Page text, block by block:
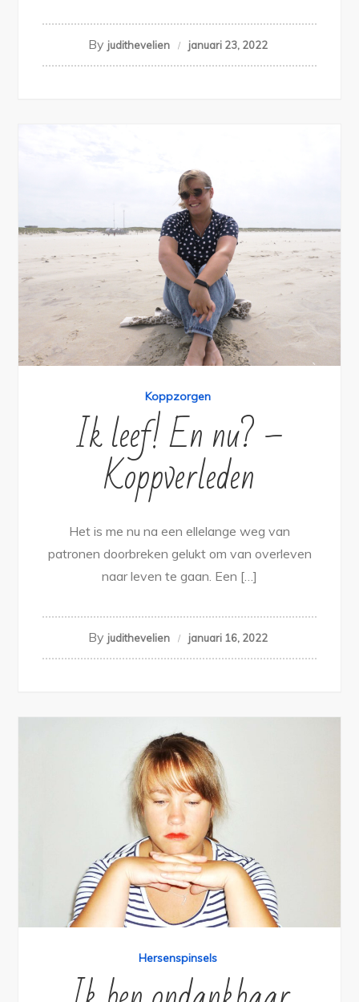
By judithevelien januari 23, 2022
Koppzorgen
Ik leef! En nu? –
Koppverleden
Het is me nu na een ellelange weg van
patronen doorbreken gelukt om van overleven
naar leven te gaan. Een […]
By judithevelien januari 16, 2022
Hersenspinsels